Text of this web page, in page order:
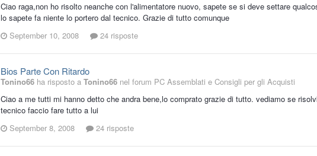
Ciao raga,non ho risolto neanche con l'alimentatore nuovo, sapete se si deve settare
lo sapete fa niente lo portero dal tecnico. Grazie di tutto comunque
September 10, 2008
24 risposte
Bios Parte Con Ritardo
Tonino66 ha risposto a Tonino66 nel forum PC Assemblati e Consigli per gli Acquisti
Ciao a me tutti mi hanno detto che andra bene,lo comprato grazie di tutto. vediamo se
tecnico faccio fare tutto a lui
September 8, 2008
24 risposte